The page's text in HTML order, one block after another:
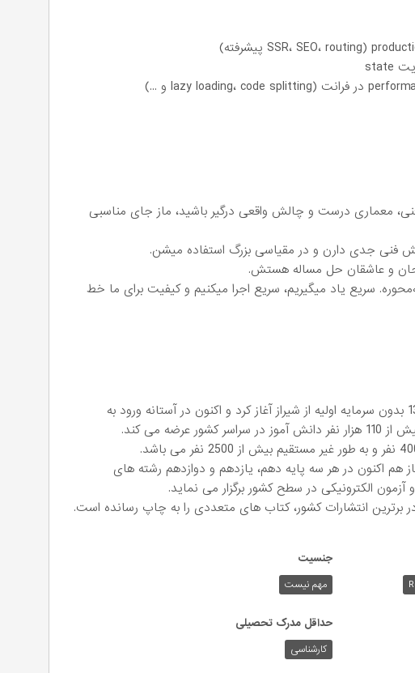
فنی، معماری درست و چالش واقعی درگیر باشید، ماز جای مناسبی
فنی جدی دارن و در مقیاسی بزرگ استفاده میشن.
و عاشقان حل مساله هستش.
سریع یاد میگیریم، سریع اجرا میکنیم و کیفیت برای ما خط
گروه آموزشی ماز فعالیت خود را در سال 1392 بدون سرمایه اولیه از شیراز آغاز کرد و اکنون در آستانه ورود به
می کند.
هم اکنون در هر سه پایه دهم، یازدهم و دوازدهم رشته های
الکترونیکی در سطح کشور برگزار می نماید.
انتشارات کشور، کتاب های متعددی را به چاپ رسانده است.
جنسیت
مهم نیست
حداقل مدرک تحصیلی
کارشناسی